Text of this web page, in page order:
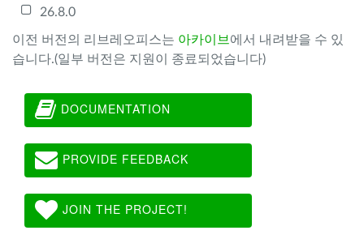
26.8.0
이전 버전의 리브레오피스는 아카이브 에서 내려받을 수 있
습니다.(일부 버전은 지원이 종료되었습니다)
DOCUMENTATION
PROVIDE FEEDBACK
JOIN THE PROJECT!